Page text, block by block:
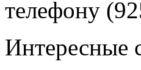
телефону
Интересные